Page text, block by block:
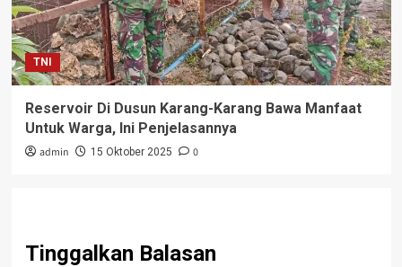
TNI
Reservoir Di Dusun Karang-Karang Bawa Manfaat
Untuk Warga, Ini Penjelasannya
admin 15 Oktober 2025 0
Tinggalkan Balasan